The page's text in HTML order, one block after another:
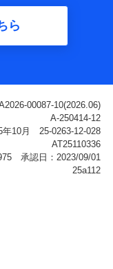
ト利用履歴などが
ト利用時の行動に
の行動に関する情
・購入場所・決済
する情報などが含
と被保険者の関
保険料、保険料
などの情報、建
ら